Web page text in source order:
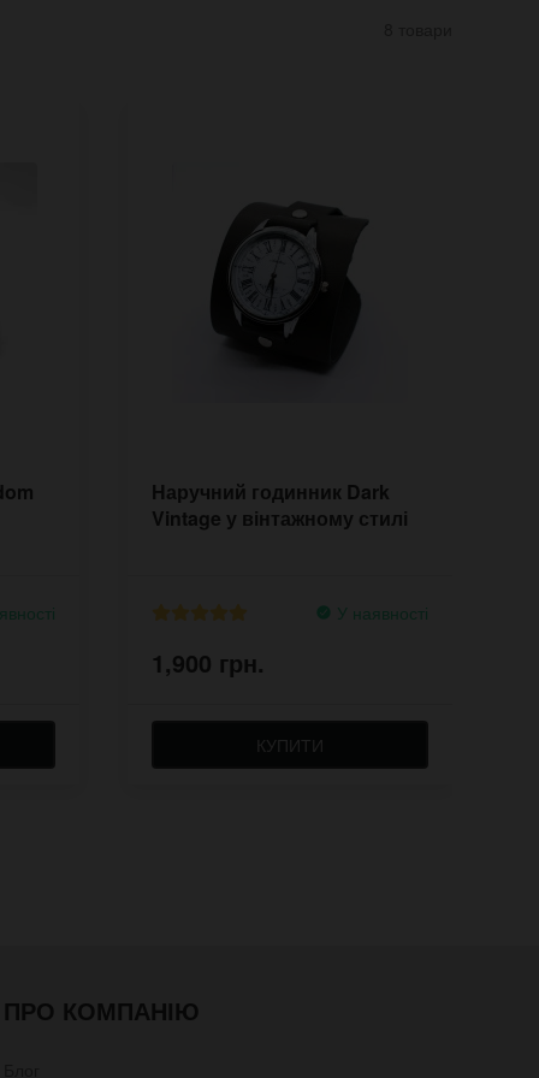
Наручний годинник Dark
Vintage у вінтажному стилі
У наявності
1,900 грн.
КУПИТИ
ПРО КОМПАНІЮ